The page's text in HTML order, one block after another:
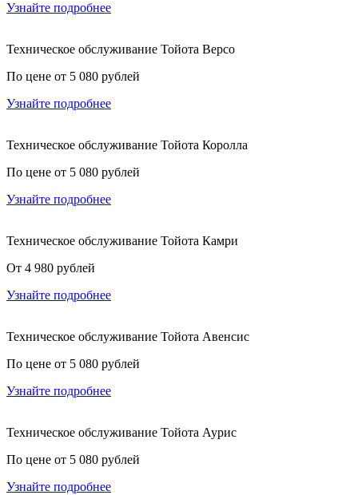
Узнайте подробнее
Техническое обслуживание Тойота Версо
По цене от 5 080 рублей
Узнайте подробнее
Техническое обслуживание Тойота Королла
По цене от 5 080 рублей
Узнайте подробнее
Техническое обслуживание Тойота Камри
От 4 980 рублей
Узнайте подробнее
Техническое обслуживание Тойота Авенсис
По цене от 5 080 рублей
Узнайте подробнее
Техническое обслуживание Тойота Аурис
По цене от 5 080 рублей
Узнайте подробнее